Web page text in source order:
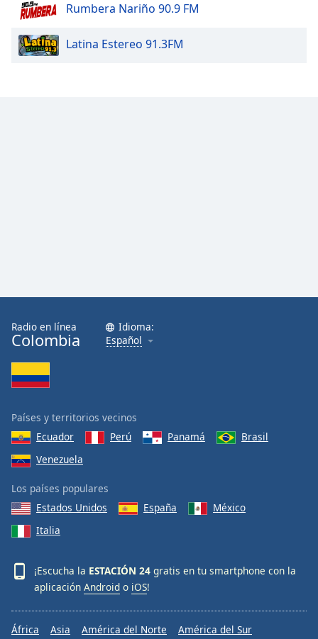
Opacity
Font
Family
Close
Modal
Dialog
End
dialog
window.
Rumbera Nariño 90.9 FM
Latina Estereo 91.3FM
Radio en línea
Colombia
Idioma:
Español
Países y territorios vecinos
Ecuador
Perú Panamá
Brasil
Venezuela
Los países populares
Estados Unidos
España
México
Italia
¡Escucha la ESTACIÓN 24 gratis en tu smartphone con la
aplicación Android o iOS!
África Asia América del Norte América del Sur